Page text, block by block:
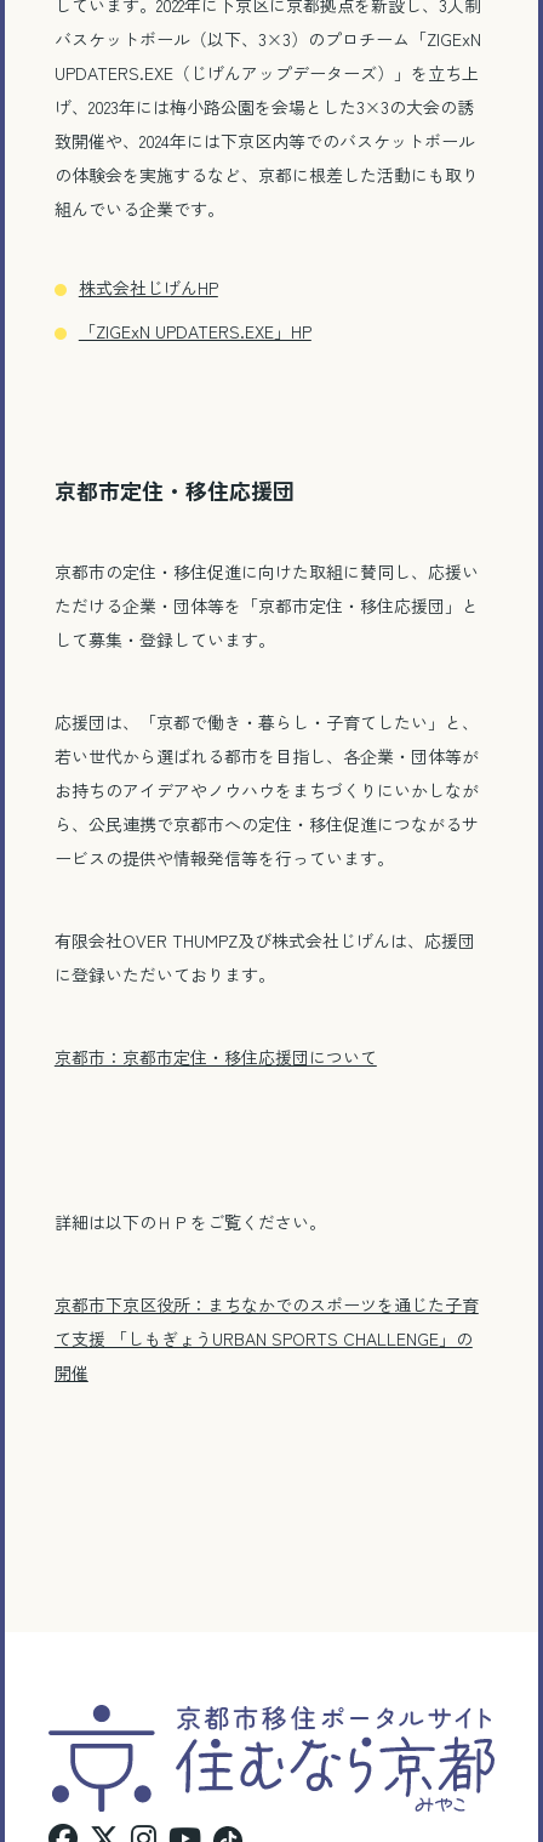
しています。2022年に下京区に京都拠点を新設し、3人制
バスケットボール（以下、3×3）のプロチーム「ZIGExN
UPDATERS.EXE（じげんアップデーターズ）」を立ち上
げ、2023年には梅小路公園を会場とした3×3の大会の誘
致開催や、2024年には下京区内等でのバスケットボール
の体験会を実施するなど、京都に根差した活動にも取り
組んでいる企業です。
株式会社じげんHP
「ZIGExN UPDATERS.EXE」HP
京都市定住・移住応援団
京都市の定住・移住促進に向けた取組に賛同し、応援い
ただける企業・団体等を「京都市定住・移住応援団」と
して募集・登録しています。
応援団は、「京都で働き・暮らし・子育てしたい」と、
若い世代から選ばれる都市を目指し、各企業・団体等が
お持ちのアイデアやノウハウをまちづくりにいかしなが
ら、公民連携で京都市への定住・移住促進につながるサ
ービスの提供や情報発信等を行っています。
有限会社OVER THUMPZ及び株式会社じげんは、応援団
に登録いただいております。
京都市：京都市定住・移住応援団について
詳細は以下のＨＰをご覧ください。
京都市下京区役所：まちなかでのスポーツを通じた子育
て支援 「しもぎょうURBAN SPORTS CHALLENGE」の
開催